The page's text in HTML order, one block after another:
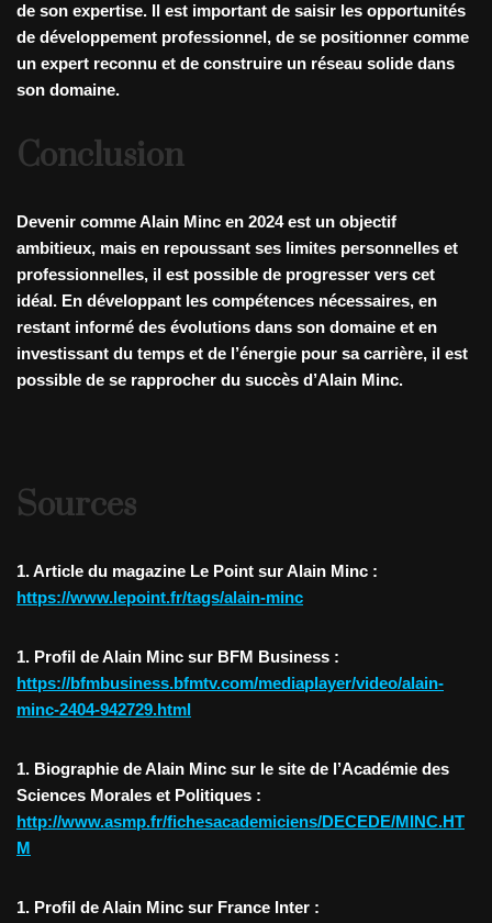
de son expertise. Il est important de saisir les opportunités
de développement professionnel, de se positionner comme
un expert reconnu et de construire un réseau solide dans
son domaine.
Conclusion
Devenir comme Alain Minc en 2024 est un objectif
ambitieux, mais en repoussant ses limites personnelles et
professionnelles, il est possible de progresser vers cet
idéal. En développant les compétences nécessaires, en
restant informé des évolutions dans son domaine et en
investissant du temps et de l’énergie pour sa carrière, il est
possible de se rapprocher du succès d’Alain Minc.
Sources
1. Article du magazine Le Point sur Alain Minc :
https://www.lepoint.fr/tags/alain-minc
1. Profil de Alain Minc sur BFM Business :
https://bfmbusiness.bfmtv.com/mediaplayer/video/alain-
minc-2404-942729.html
1. Biographie de Alain Minc sur le site de l’Académie des
Sciences Morales et Politiques :
http://www.asmp.fr/fichesacademiciens/DECEDE/MINC.HT
M
1. Profil de Alain Minc sur France Inter :